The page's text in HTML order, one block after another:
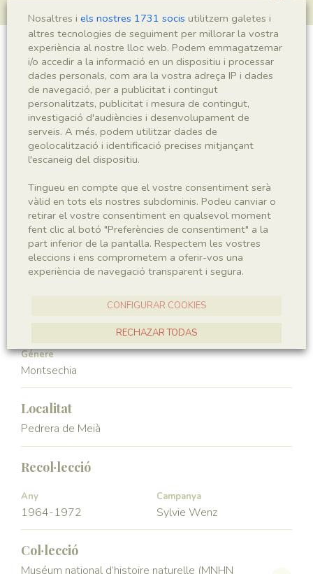
Montsechia vidalii
Sigla
MNHN 17769.x.y.1
Regne
Plantae
Phyllum
Spermatophyta
Subphyllum
Angiospermae
Classe
Magnoliopsida
Familia
Génere
Montsechia
Localitat
Pedrera de Meià
Recol·lecció
Any
1964-1972
Campanya
Sylvie Wenz
Col·lecció
Muséum national d’histoire naturelle (MNHN
Nosaltres i els nostres 1731 socis utilitzem galetes i
altres tecnologies de seguiment per millorar la vostra
experiència al nostre lloc web. Podem emmagatzemar
i/o accedir a la informació en un dispositiu i processar
dades personals, com ara la vostra adreça IP i dades
de navegació, per a publicitat i contingut
personalitzats, publicitat i mesura de contingut,
investigació d'audiències i desenvolupament de
serveis. A més, podem utilitzar dades de
geolocalització i identificació precises mitjançant
l'escaneig del dispositiu.
Tingueu en compte que el vostre consentiment serà
vàlid en tots els nostres subdominis. Podeu canviar o
retirar el vostre consentiment en qualsevol moment
fent clic al botó "Preferències de consentiment" a la
part inferior de la pantalla. Respectem les vostres
eleccions i ens comprometem a oferir-vos una
experiència de navegació transparent i segura.
CONFIGURAR COOKIES
RECHAZAR TODAS
ACCEPTAR TOTES